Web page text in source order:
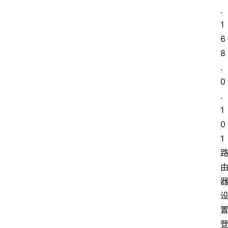
.
1
6
8
.
0
.
1
0
1
路
由
器
设
置
登